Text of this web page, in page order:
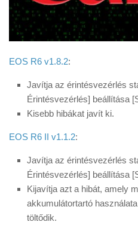
EOS R6 v1.8.2:
Javítja az érintésvezérlés
Érintésvezérlés] beállítása
Kisebb hibákat javít ki.
EOS R6 II v1.1.2:
Javítja az érintésvezérlés
Érintésvezérlés] beállítása
Kijavítja azt a hibát, amely
akkumulátortartó
töltődik.